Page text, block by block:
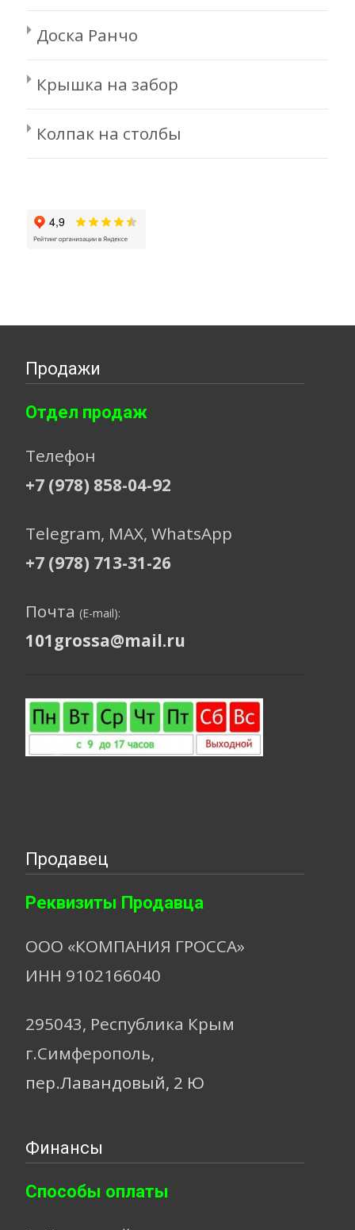
Доска Ранчо
Крышка на забор
Колпак на столбы
Продажи
Отдел продаж
Телефон
+7 (978) 858-04-92
Telegram, МАХ, WhatsApp
+7 (978) 713-31-26
Почта (E-mail):
101grossa@mail.ru
Продавец
Реквизиты Продавца
ООО «КОМПАНИЯ ГРОССА»
ИНН 9102166040
295043, Республика Крым
г.Симферополь,
пер.Лавандовый, 2 Ю
Финансы
Способы оплаты